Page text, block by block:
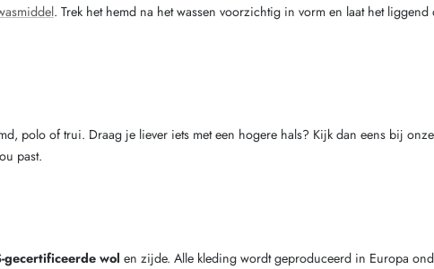
. Trek het hemd na het wassen voorzichtig in vorm en laat het
polo of trui. Draag je liever iets met een hogere hals? Kijk dan eens bij onze
past.
gecertificeerde wol en zijde. Alle kleding wordt geproduceerd in Europa